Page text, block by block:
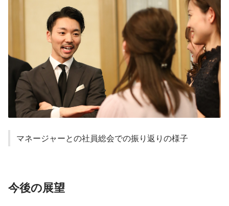
マネージャーとの社員総会での振り返りの様子
今後の展望